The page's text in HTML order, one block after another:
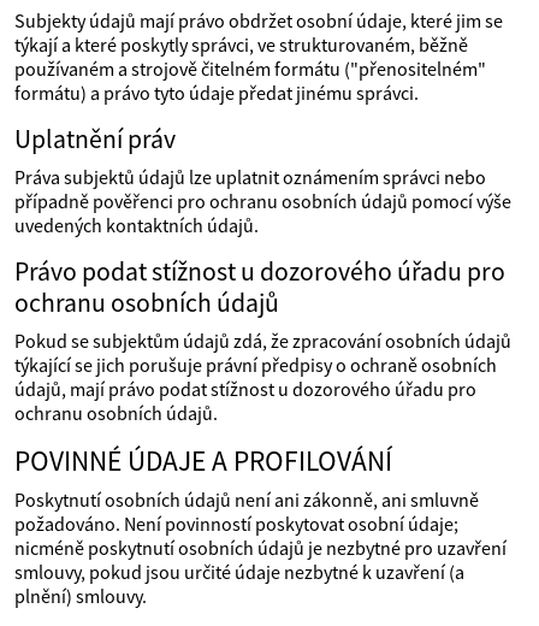
Subjekty údajů mají právo obdržet osobní údaje, které jim se
týkají a které poskytly správci, ve strukturovaném, běžně
používaném a strojově čitelném formátu ("přenositelném"
formátu) a právo tyto údaje předat jinému správci.
Uplatnění práv
Práva subjektů údajů lze uplatnit oznámením správci nebo
případně pověřenci pro ochranu osobních údajů pomocí výše
uvedených kontaktních údajů.
Právo podat stížnost u dozorového úřadu pro
ochranu osobních údajů
Pokud se subjektům údajů zdá, že zpracování osobních údajů
týkající se jich porušuje právní předpisy o ochraně osobních
údajů, mají právo podat stížnost u dozorového úřadu pro
ochranu osobních údajů.
POVINNÉ ÚDAJE A PROFILOVÁNÍ
Poskytnutí osobních údajů není ani zákonně, ani smluvně
požadováno. Není povinností poskytovat osobní údaje;
nicméně poskytnutí osobních údajů je nezbytné pro uzavření
smlouvy, pokud jsou určité údaje nezbytné k uzavření (a
plnění) smlouvy.